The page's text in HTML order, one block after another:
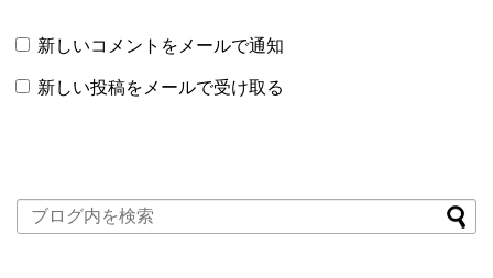
新しいコメントをメールで通知
新しい投稿をメールで受け取る